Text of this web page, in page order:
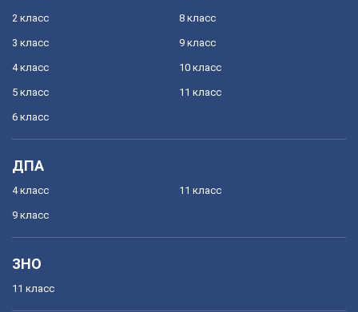
2 класс
3 класс
4 класс
5 класс
6 класс
8 класс
9 класс
10 класс
11 класс
ДПА
4 класс
9 класс
11 класс
ЗНО
11 класс